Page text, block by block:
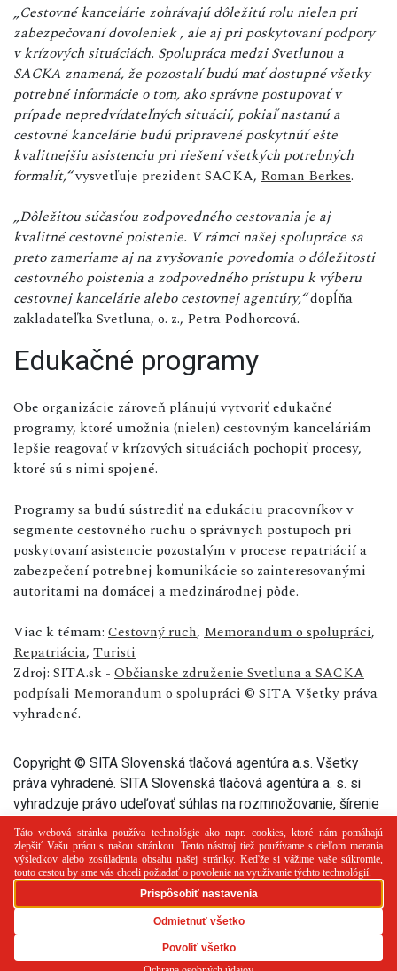
„Cestovné kancelárie zohrávajú dôležitú rolu nielen pri
zabezpečovaní dovoleniek , ale aj pri poskytovaní podpory
v krízových situáciách. Spolupráca medzi Svetlunou a
SACKA znamená, že pozostalí budú mať dostupné všetky
potrebné informácie o tom, ako správne postupovať v
prípade nepredvídateľných situácií, pokiaľ nastanú a
cestovné kancelárie budú pripravené poskytnúť ešte
kvalitnejšiu asistenciu pri riešení všetkých potrebných
formalít,“vysvetľuje prezident SACKA, Roman Berkes.
„Dôležitou súčasťou zodpovedného cestovania je aj
kvalitné cestovné poistenie. V rámci našej spolupráce sa
preto zameriame aj na zvyšovanie povedomia o dôležitosti
cestovného poistenia a zodpovedného prístupu k výberu
cestovnej kancelárie alebo cestovnej agentúry,“dopĺňa
zakladateľka Svetluna, o. z., Petra Podhorcová.
Edukačné programy
Obe organizácie zároveň plánujú vytvoriť edukačné
programy, ktoré umožnia (nielen) cestovným kanceláriám
lepšie reagovať v krízových situáciách pochopiť procesy,
ktoré sú s nimi spojené.
Programy sa budú sústrediť na edukáciu pracovníkov v
segmente cestovného ruchu o správnych postupoch pri
poskytovaní asistencie pozostalým v procese repatriácií a
zabezpečení potrebnej komunikácie so zainteresovanými
autoritami na domácej a medzinárodnej pôde.
Viac k témam: Cestovný ruch, Memorandum o spolupráci,
Repatriácia, Turisti
Zdroj: SITA.sk - Občianske združenie Svetluna a SACKA
podpísali Memorandum o spolupráci © SITA Všetky práva
vyhradené.
Copyright © SITA Slovenská tlačová agentúra a.s. Všetky
práva vyhradené. SITA Slovenská tlačová agentúra a. s. si
vyhradzuje právo udeľovať súhlas na rozmnožovanie, šírenie
PR článok
používania cookies
RSS